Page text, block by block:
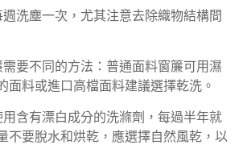
洗塵一次，尤其注意去除織物結構間
要不同的方法：普通面料窗簾可用濕
面料或進口高檔面料建議選擇乾洗。
含有漂白成分的洗滌劑，每過半年就
不要脫水和烘乾，應選擇自然風乾，以